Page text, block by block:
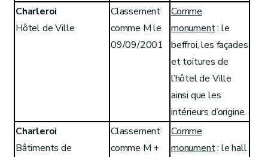
Charleroi
Hôtel de Ville
Classement
comme M le
09/09/2001
Comme
monument: le
beffroi, les façades
et toitures de
l’hôtel de Ville
ainsi que les
intérieurs d’origine.
Charleroi
Bâtiments de
Classement
comme M +
Comme
monument: le hall